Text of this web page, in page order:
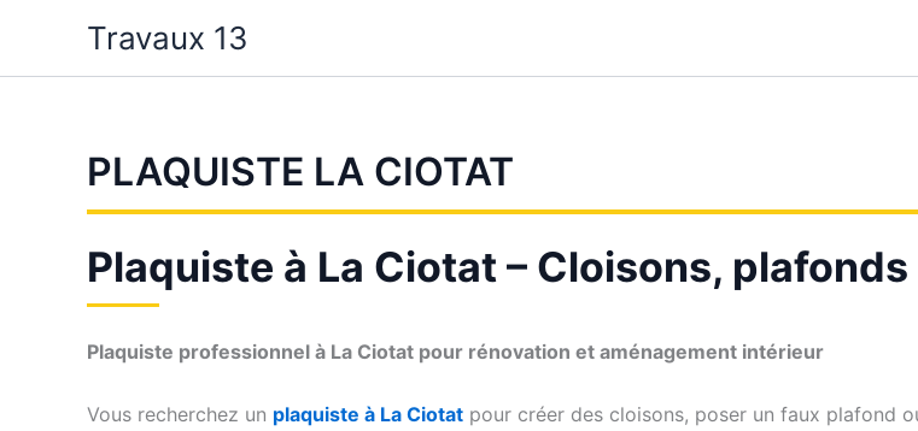
contenu
Travaux 13
PLAQUISTE LA CIOTAT
Plaquiste à La Ciotat – Cloisons,
Plaquiste professionnel à La Ciotat pour rénovation et aménagement intérieur
Vous recherchez un plaquiste à La Ciotat pour créer des cloisons, poser un faux plafond